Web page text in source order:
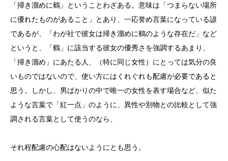
「掃き溜めに鶴」ということわざある。意味は「つまらない場所
に優れたものがあること」とあり、一応誉め言葉になっている諺
であるが、「わが社で彼女は掃き溜めに鶴のような存在だ」など
というと、「鶴」に該当する彼女の優秀さを強調するあまり、
「掃き溜め」にあたる人、（特に同じ女性）にとっては気分の良
いものではないので、使い方にはくれぐれも配慮が必要であると
思う。しかし、男ばかりの中で唯一の女性を表す場合など、似た
ような言葉で「紅一点」のように、異性や別物との比較として強
調される言葉として使うのなら、
それ程配慮の心配はないようにとも思う。